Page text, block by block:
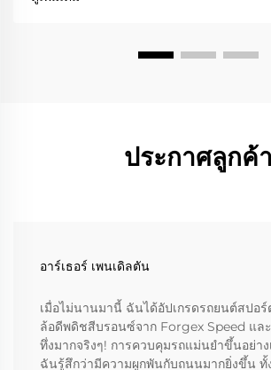
ประกาศลูกค้า
อาร์เธอร์ เพนเดิลตัน
เมื่อไม่นานมานี้ ฉันได้อัปเกรดรถยนต์สปอร์
ล้อดีพดิชสีบรอนซ์จาก Forgex Speed แล
ทึ่งมากจริงๆ! การควบคุมรถแม่นยำขึ้นอย่า
ฉันรู้สึกว่ามีความผูกพันกับถนนมากยิ่งขึ้น ทั้